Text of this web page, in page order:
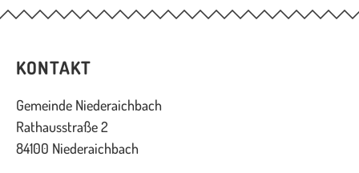
KONTAKT
Gemeinde Niederaichbach
Rathausstraße 2
84100 Niederaichbach